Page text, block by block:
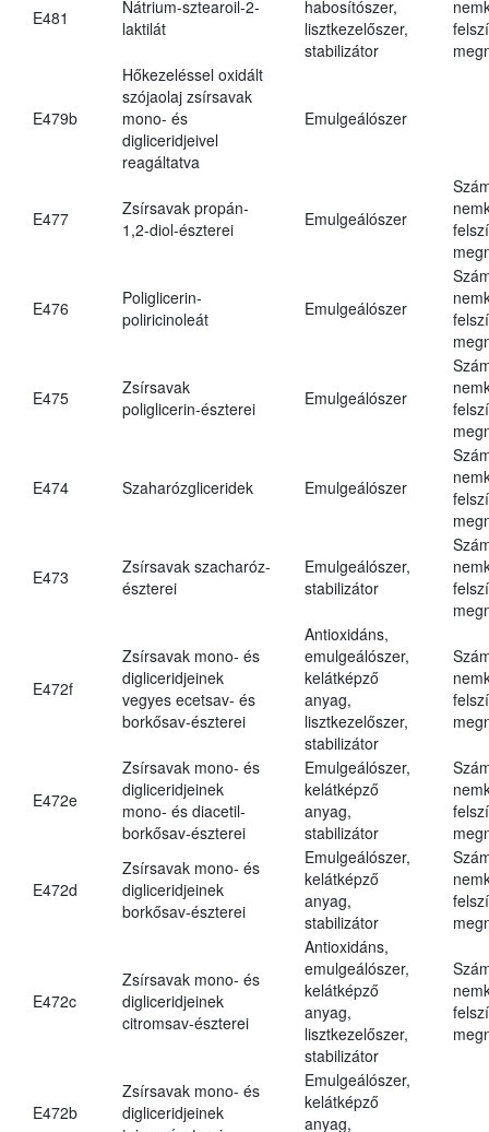
E481
Nátrium-sztearoil-2-
laktilát
habosítószer,
lisztkezelőszer,
stabilizátor
E479b
Hőkezeléssel oxidált
szójaolaj zsírsavak
mono- és
digliceridjeivel
reagáltatva
Emulgeálószer
E477
Zsírsavak propán-
1,2-diol-észterei
Emulgeálószer
E476
Poliglicerin-
poliricinoleát
Emulgeálószer
E475
Zsírsavak
poliglicerin-észterei
Emulgeálószer
E474 Szaharózgliceridek Emulgeálószer
E473
Zsírsavak szacharóz-
észterei
Emulgeálószer,
stabilizátor
E472f
Zsírsavak mono- és
digliceridjeinek
vegyes ecetsav- és
borkősav-észterei
Antioxidáns,
emulgeálószer,
kelátképző
anyag,
lisztkezelőszer,
stabilizátor
E472e
Zsírsavak mono- és
digliceridjeinek
mono- és diacetil-
borkősav-észterei
Emulgeálószer,
kelátképző
anyag,
stabilizátor
E472d
Zsírsavak mono- és
digliceridjeinek
borkősav-észterei
Emulgeálószer,
kelátképző
anyag,
stabilizátor
E472c
Zsírsavak mono- és
digliceridjeinek
citromsav-észterei
Antioxidáns,
emulgeálószer,
kelátképző
anyag,
lisztkezelőszer,
stabilizátor
E472b
Zsírsavak mono- és
digliceridjeinek
Emulgeálószer,
kelátképző
anyag,